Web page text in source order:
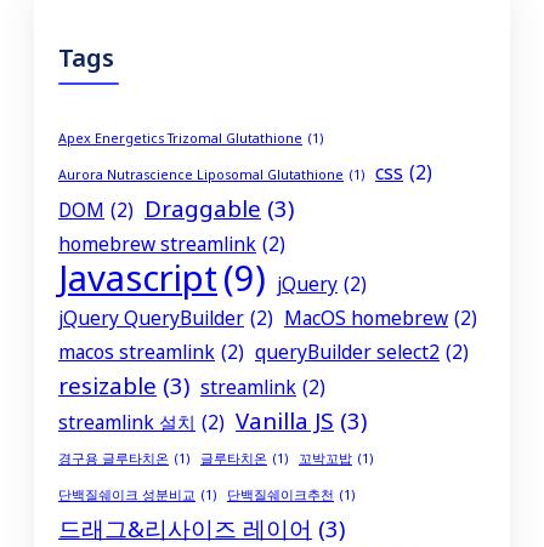
Tags
Apex Energetics Trizomal Glutathione (1)
Aurora Nutrascience Liposomal Glutathione (1) css (2)
DOM (2) Draggable (3)
homebrew streamlink (2)
Javascript(9) jQuery (2)
jQuery QueryBuilder (2) MacOS homebrew (2)
macos streamlink (2) queryBuilder select2 (2)
resizable (3) streamlink (2)
streamlink 설치 (2) Vanilla JS (3)
경구용 글루타치온 (1) 글루타치온 (1) 꼬박꼬밥 (1)
단백질쉐이크 성분비교 (1) 단백질쉐이크추천 (1)
드래그&리사이즈 레이어 (3)